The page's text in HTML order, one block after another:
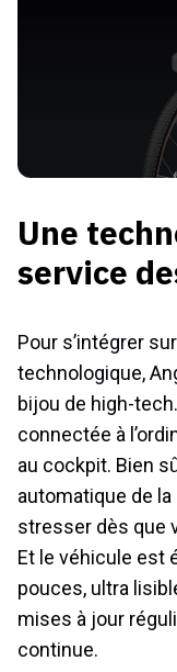
Une
service
Pour s’intégrer
technologique,
bijou de high-
connectée à
au cockpit. Bien
automatique de
stresser dès que
Et le véhicule est
pouces, ultra
mises à jour
continue.